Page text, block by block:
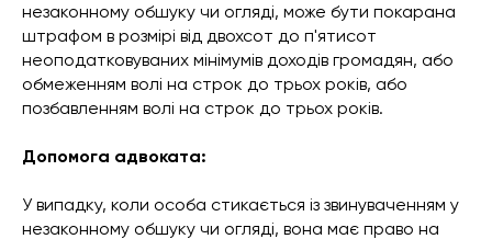
незаконному обшуку чи огляді, може бути покарана
штрафом в розмірі від двохсот до п'ятисот
неоподатковуваних мінімумів доходів громадян, або
обмеженням волі на строк до трьох років, або
позбавленням волі на строк до трьох років.
Допомога адвоката:
У випадку, коли особа стикається із звинуваченням у
незаконному обшуку чи огляді, вона має право на